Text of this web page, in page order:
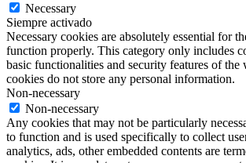
Necessary
Siempre activado
Necessary cookies are absolutely essential for
function properly. This category only includes
basic functionalities and security features of the
cookies do not store any personal information.
Non-necessary
Non-necessary
Any cookies that may not be particularly
to function and is used specifically to collect
analytics, ads, other embedded contents are